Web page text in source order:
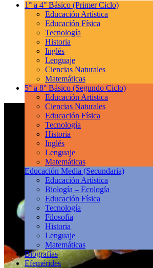
1° a 4° Básico (Primer Ciclo)
Educación Artística
Educación Física
Tecnología
Historia
Inglés
Lenguaje
Ciencias Naturales
Matemáticas
5° a 8° Básico (Segundo Ciclo)
Educación Artística
Ciencias Naturales
Educación Física
Tecnología
Historia
Inglés
Lenguaje
Matemáticas
Educación Media (Secundaria)
Educación Artística
Biología – Ecología
Educación Física
Tecnología
Filosofía
Historia
Lenguaje
Matemáticas
Biografías
Efemérides